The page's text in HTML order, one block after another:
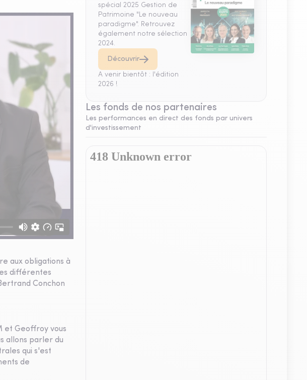
aux obligations à
différentes
Conchon
et Geoffroy vous
allons parler du
qui s'est
de
spécial 2025 Gestion de
Patrimoine "Le nouveau
paradigme". Retrouvez
également notre sélection
2024.
Découvrir
A venir bientôt : l'édition
2026 !
Les fonds de nos partenaires
Les performances en direct des fonds par univers
d'investissement